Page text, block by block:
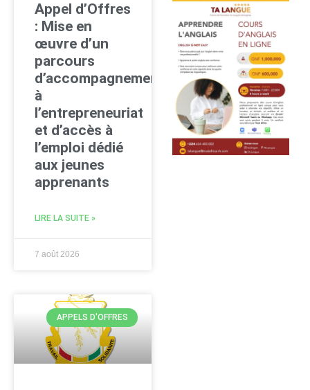
Appel d’Offres
: Mise en
œuvre d’un
parcours
d’accompagnement
à
l’entrepreneuriat
et d’accès à
l’emploi dédié
aux jeunes
apprenants
LIRE LA SUITE »
7 août 2026
APPELS D'OFFRES